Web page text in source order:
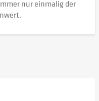
nur einmalig der